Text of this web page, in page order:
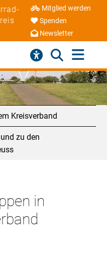
Mitglied werden
Spenden
Newsletter
Kreisverband
zu den
in